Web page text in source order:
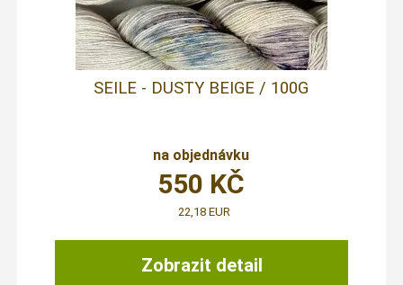
SEILE - DUSTY BEIGE / 100G
na objednávku
Zobrazit detail
550 KČ
22,18 EUR